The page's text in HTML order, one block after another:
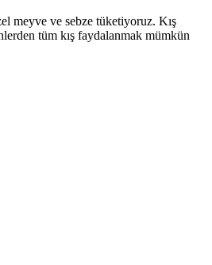
meyve ve sebze tüketiyoruz. Kış
tüm kış faydalanmak mümkün